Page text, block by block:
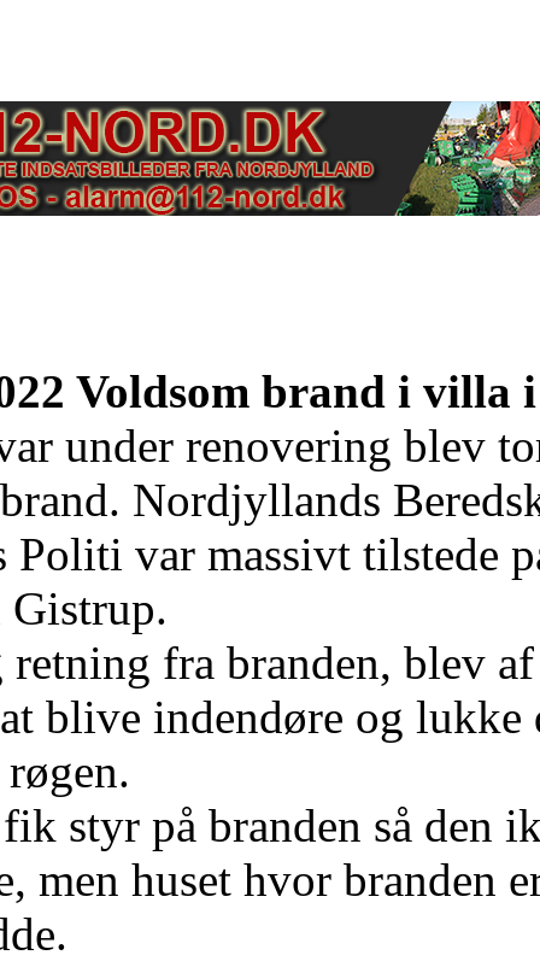
Voldsom brand i villa
under renovering blev
Nordjyllands
var massivt tilstede
fra branden, blev
blive indendøre og lukke
styr på branden så den
men huset hvor branden